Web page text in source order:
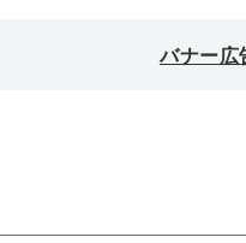
バナー広